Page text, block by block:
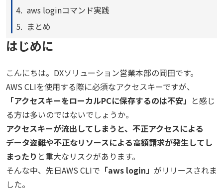
aws loginコマンド実践
まとめ
はじめに
こんにちは。DXソリューション営業本部の岡田です。
AWS CLIを使用する際に必須なアクセスキーですが、
「アクセスキーをローカルPCに保存するのは不安」 と感じ
る方は多いのではないでしょうか。
アクセスキーが流出してしまうと、不正アクセスによる
データ盗難や不正なリソースによる高額請求が発生してし
まったり と重大なリスクがあります。
そんな中、先日AWS CLIで 「aws login」 がリリースされま
した。